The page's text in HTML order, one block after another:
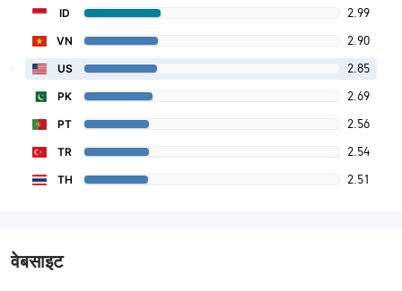
ID 2.99
VN 2.90
US 2.85
PK 2.69
PT 2.56
TR 2.54
TH 2.51
वेबसाइट